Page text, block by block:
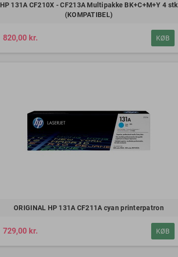
HP 131A CF210X - CF213A Multipakke BK+C+M+Y 4 stk
(KOMPATIBEL)
820,00 kr. KØB
ORIGINAL HP 131A CF211A cyan printerpatron
729,00 kr. KØB